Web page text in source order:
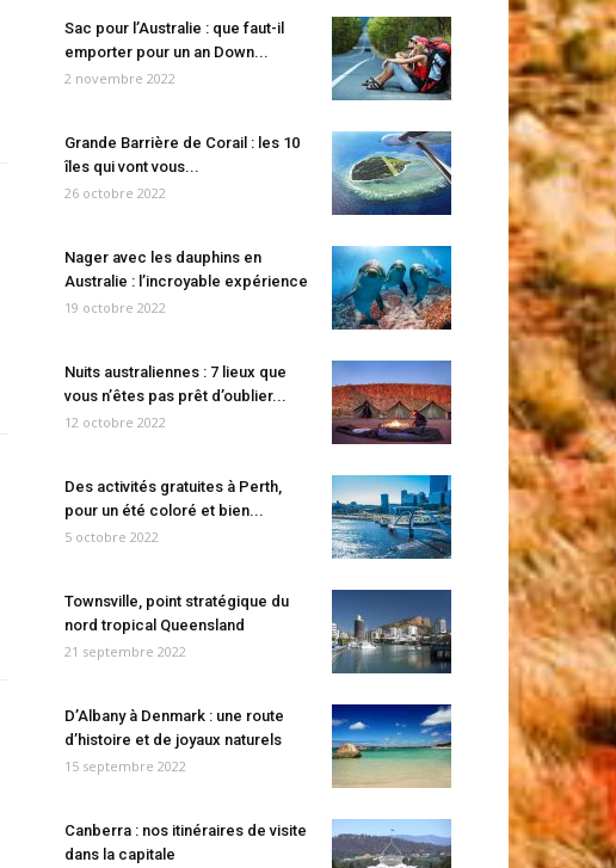
Sac pour l’Australie : que faut-il
emporter pour un an Down...
2 novembre 2022
Grande Barrière de Corail : les 10
îles qui vont vous...
26 octobre 2022
Nager avec les dauphins en
Australie : l’incroyable expérience
19 octobre 2022
Nuits australiennes : 7 lieux que
vous n’êtes pas prêt d’oublier...
12 octobre 2022
Des activités gratuites à Perth,
pour un été coloré et bien...
5 octobre 2022
Townsville, point stratégique du
nord tropical Queensland
21 septembre 2022
D’Albany à Denmark : une route
d’histoire et de joyaux naturels
15 septembre 2022
Canberra : nos itinéraires de visite
dans la capitale